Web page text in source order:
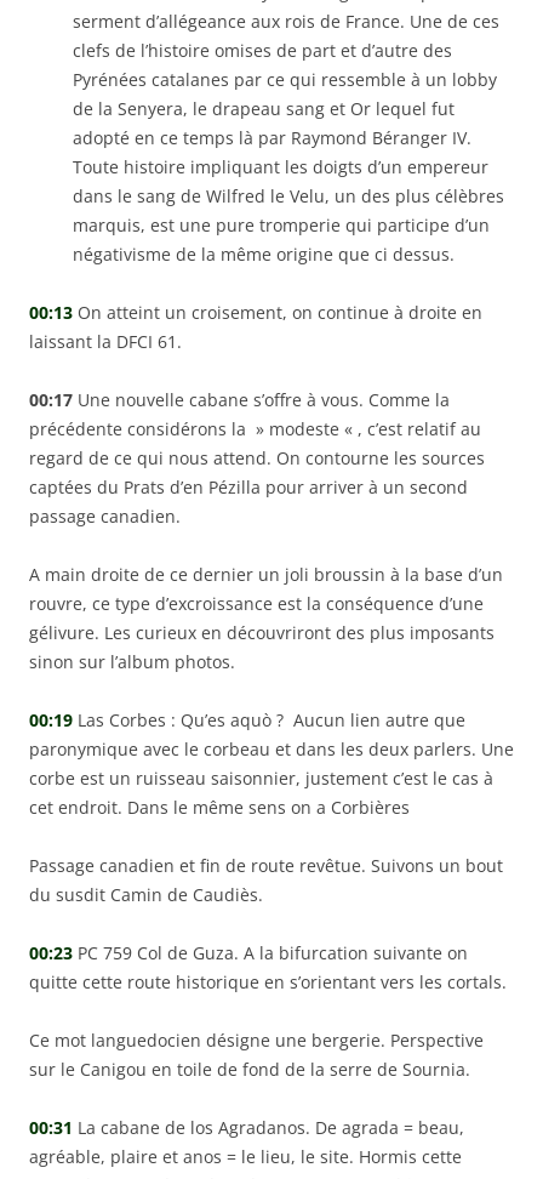
serment d’allégeance aux rois de France. Une de ces
clefs de l’histoire omises de part et d’autre des
Pyrénées catalanes par ce qui ressemble à un lobby
de la Senyera, le drapeau sang et Or lequel fut
adopté en ce temps là par Raymond Béranger IV.
Toute histoire impliquant les doigts d’un empereur
dans le sang de Wilfred le Velu, un des plus célèbres
marquis, est une pure tromperie qui participe d’un
négativisme de la même origine que ci dessus.
00:13 On atteint un croisement, on continue à droite en
laissant la DFCI 61.
00:17 Une nouvelle cabane s’offre à vous. Comme la
précédente considérons la » modeste « , c’est relatif au
regard de ce qui nous attend. On contourne les sources
captées du Prats d’en Pézilla pour arriver à un second
passage canadien.
A main droite de ce dernier un joli broussin à la base d’un
rouvre, ce type d’excroissance est la conséquence d’une
gélivure. Les curieux en découvriront des plus imposants
sinon sur l’album photos.
00:19 Las Corbes : Qu’es aquò ? Aucun lien autre que
paronymique avec le corbeau et dans les deux parlers. Une
corbe est un ruisseau saisonnier, justement c’est le cas à
cet endroit. Dans le même sens on a Corbières
Passage canadien et fin de route revêtue. Suivons un bout
du susdit Camin de Caudiès.
00:23 PC 759 Col de Guza. A la bifurcation suivante on
quitte cette route historique en s’orientant vers les cortals.
Ce mot languedocien désigne une bergerie. Perspective
sur le Canigou en toile de fond de la serre de Sournia.
00:31 La cabane de los Agradanos. De agrada = beau,
agréable, plaire et anos = le lieu, le site. Hormis cette